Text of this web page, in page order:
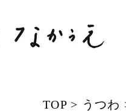
TOP> うつわ